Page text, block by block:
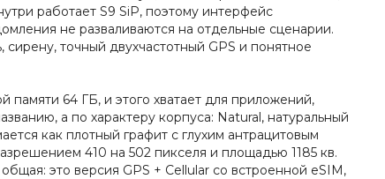
работает S9 SiP, поэтому интерфейс
не разваливаются на отдельные сценарии.
точный двухчастотный GPS и понятное
64 ГБ, и этого хватает для приложений,
а по характеру корпуса: Natural, натуральный
как плотный графит с глухим антрацитовым
410 на 502 пикселя и площадью 1185 кв.
это версия GPS + Cellular со встроенной eSIM,